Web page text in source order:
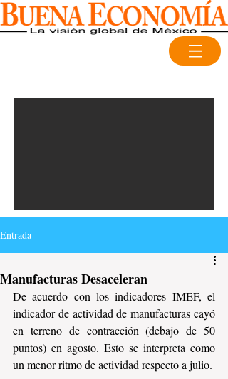
Entrada
Manufacturas Desaceleran
De acuerdo con los indicadores IMEF, el
indicador de actividad de manufacturas cayó
en terreno de contracción (debajo de 50
puntos) en agosto. Esto se interpreta como
un menor ritmo de actividad respecto a julio.